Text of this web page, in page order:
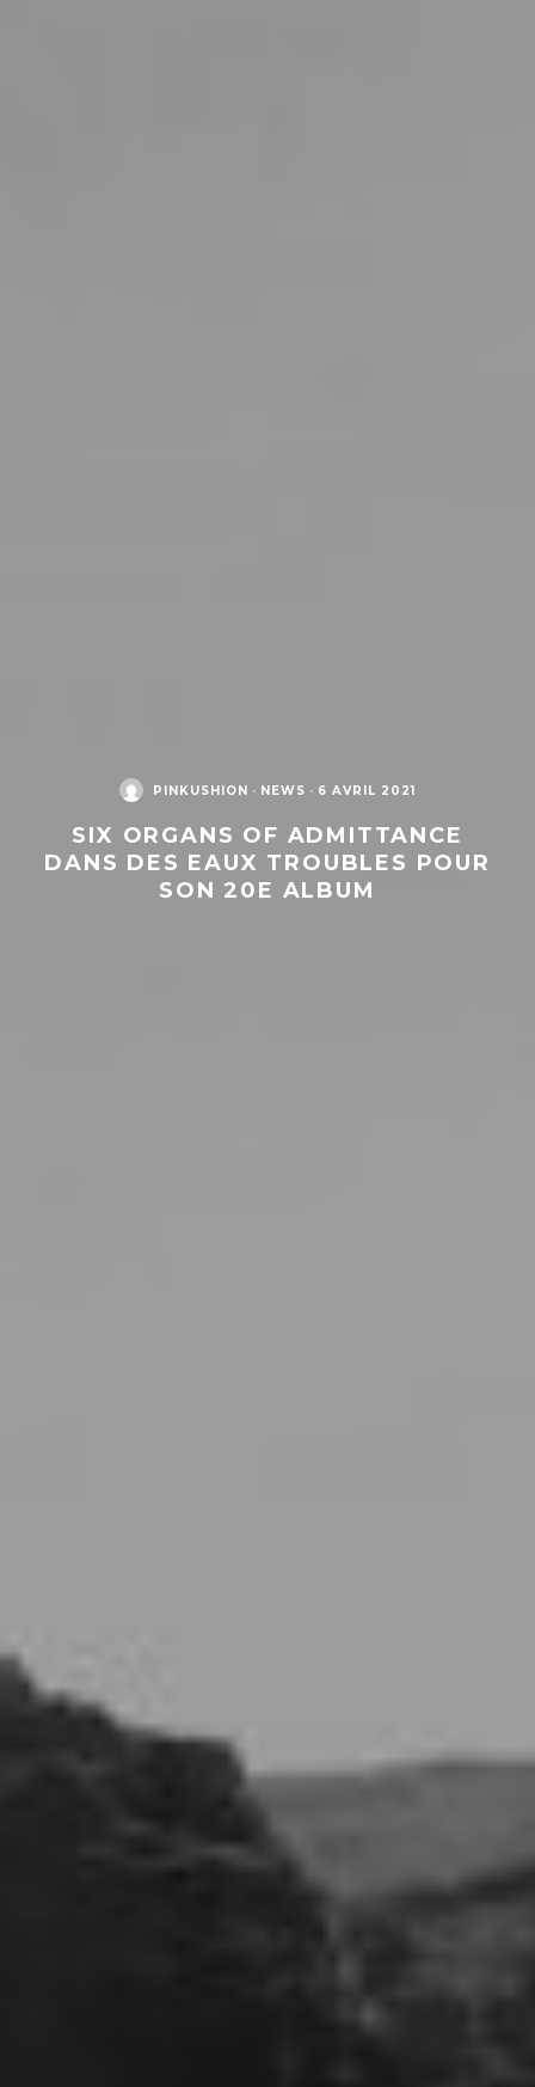
PINKUSHION · NEWS · 6 AVRIL 2021
SIX ORGANS OF ADMITTANCE
DANS DES EAUX TROUBLES POUR
SON 20E ALBUM